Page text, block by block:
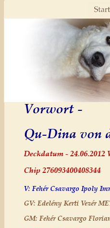
Vorwort -
Qu-Dina von
Deckdatum - 24.06.2012
Chip 276093400408344
V: Fehér Csavargo Ipoly
GV: Edelény Kerti Vezér
GM: Fehér Csavargo